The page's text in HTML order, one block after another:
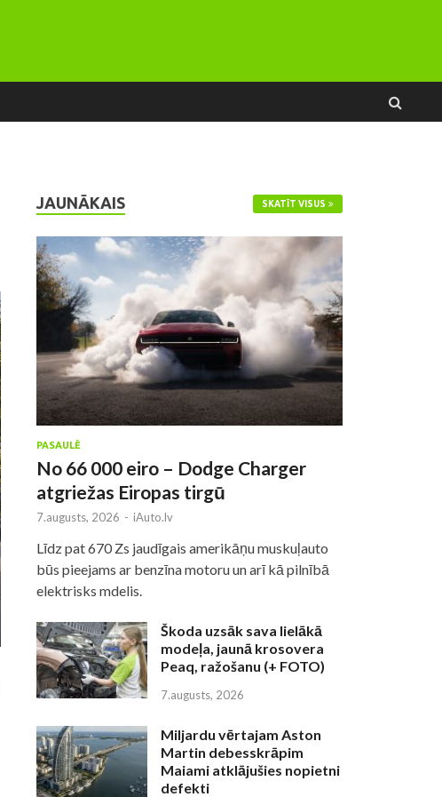
JAUNĀKAIS SKATĪT VISUS
PASAULĒ
No 66 000 eiro – Dodge Charger
atgriežas Eiropas tirgū
7.augusts, 2026 - iAuto.lv
Līdz pat 670 Zs jaudīgais amerikāņu muskuļauto
būs pieejams ar benzīna motoru un arī kā pilnībā
elektrisks mdelis.
Škoda uzsāk sava lielākā
modeļa, jaunā krosovera
Peaq, ražošanu (+ FOTO)
7.augusts, 2026
Miljardu vērtajam Aston
Martin debesskrāpim
Maiami atklājušies nopietni
defekti